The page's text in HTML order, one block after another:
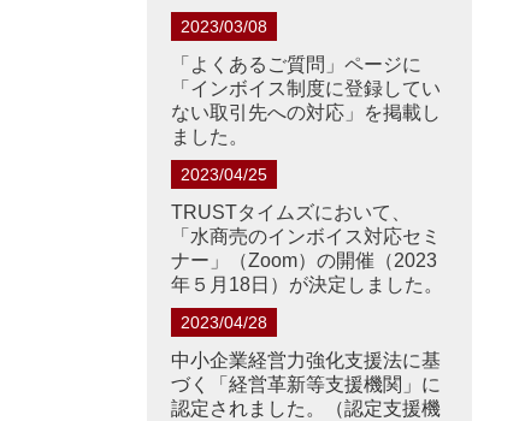
2023/03/08
「よくあるご質問」ページに
「インボイス制度に登録してい
ない取引先への対応」を掲載し
ました。
2023/04/25
TRUSTタイムズにおいて、
「水商売のインボイス対応セミ
ナー」（Zoom）の開催（2023
年５月18日）が決定しました。
2023/04/28
中小企業経営力強化支援法に基
づく「経営革新等支援機関」に
認定されました。（認定支援機